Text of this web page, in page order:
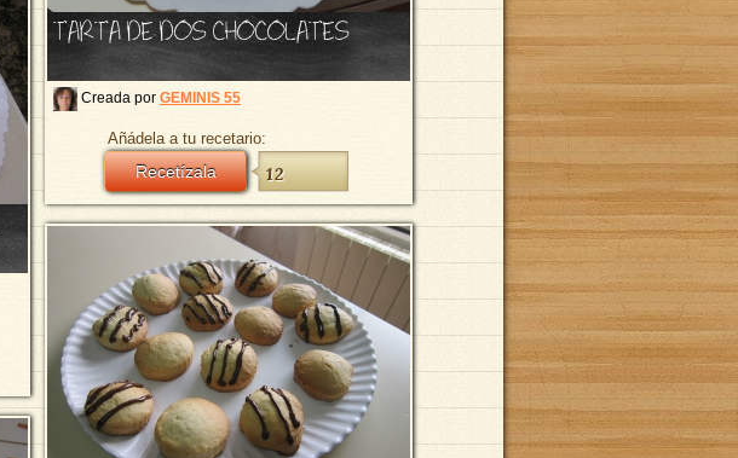
TARTA DE DOS CHOCOLATES
Creada por GEMINIS 55
Añádela a tu recetario:
Recetízala 12